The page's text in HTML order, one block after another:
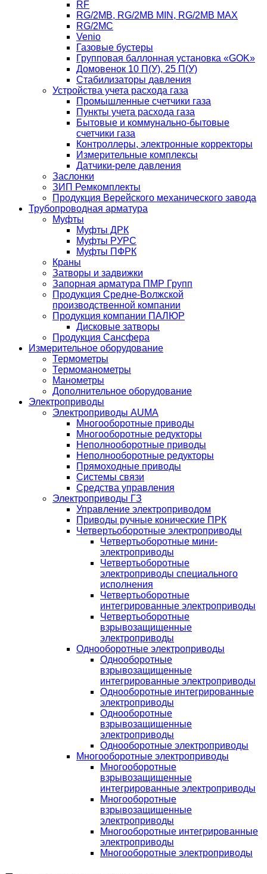
RF
RG/2MB, RG/2MB MIN, RG/2MB MAX
RG/2MC
Venio
Газовые бустеры
Групповая баллонная установка «GOK»
Домовенок 10 П(У), 25 П(У)
Стабилизаторы давления
Устройства учета расхода газа
Промышленные счетчики газа
Пункты учета расхода газа
Бытовые и коммунально-бытовые
счетчики газа
Контроллеры, электронные корректоры
Измерительные комплексы
Датчики-реле давления
Заслонки
ЗИП Ремкомплекты
Продукция Верейского механического завода
Трубопроводная арматура
Муфты
Муфты ДРК
Муфты РУРС
Муфты ПФРК
Краны
Затворы и задвижки
Запорная арматура ПМР Групп
Продукция Средне-Волжской
производственной компании
Продукция компании ПАЛЮР
Дисковые затворы
Продукция Сансфера
Измерительное оборудование
Термометры
Термоманометры
Манометры
Дополнительное оборудование
Электроприводы
Электроприводы AUMA
Многооборотные приводы
Многооборотные редукторы
Неполнооборотные приводы
Неполнооборотные редукторы
Прямоходные приводы
Системы связи
Средства управления
Электроприводы ГЗ
Управление электроприводом
Приводы ручные конические ПРК
Четвертьоборотные электроприводы
Четвертьоборотные мини-
электроприводы
Четвертьоборотные
электроприводы специального
исполнения
Четвертьоборотные
интегрированные электроприводы
Четвертьоборотные
взрывозащищенные
электроприводы
Однооборотные электроприводы
Однооборотные
взрывозащищенные
интегрированные электроприводы
Однооборотные интегрированные
электроприводы
Однооборотные
взрывозащищенные
электроприводы
Однооборотные электроприводы
Многооборотные электроприводы
Многооборотные
взрывозащищенные
интегрированные электроприводы
Многооборотные
взрывозащищенные
электроприводы
Многооборотные интегрированные
электроприводы
Многооборотные электроприводы